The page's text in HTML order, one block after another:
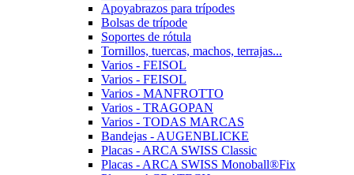
Apoyabrazos para trípodes
Bolsas de trípode
Soportes de rótula
Tornillos, tuercas, machos, terrajas...
Varios - FEISOL
Varios - FEISOL
Varios - MANFROTTO
Varios - TRAGOPAN
Varios - TODAS MARCAS
Bandejas - AUGENBLICKE
Placas - ARCA SWISS Classic
Placas - ARCA SWISS Monoball®Fix